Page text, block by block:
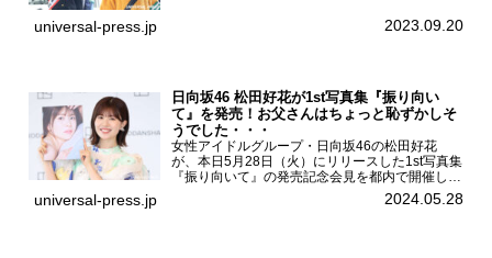
での10日間実施される令和5年 秋の全国交通安全
universal-press.jp 2023.09.20
日向坂46 松田好花が1st写真集『振り向い
て』を発売！お父さんはちょっと恥ずかしそ
うでした・・・
女性アイドルグループ・日向坂46の松田好花
が、本日5月28日（火）にリリースした1st写真集
『振り向いて』の発売記念会見を都内で開催し
た。日向坂46 松田好花1st写真集『振り向いて』
発売記念会見写真集では日向坂46の松田好花を
universal-press.jp 2024.05.28